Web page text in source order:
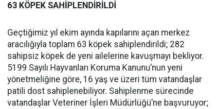
63 KÖPEK SAHİPLENDİRİLDİ
Geçtiğimiz yıl ekim ayında kapılarını açan merkez
aracılığıyla toplam 63 köpek sahiplendirildi; 282
sahipsiz köpek de yeni ailelerine kavuşmayı bekliyor.
5199 Sayılı Hayvanları Koruma Kanunu’nun yeni
yönetmeliğine göre, 16 yaş ve üzeri tüm vatandaşlar
patili dost sahiplenebiliyor. Sahiplenme sürecinde
vatandaşlar Veteriner İşleri Müdürlüğü’ne başvuruyor;